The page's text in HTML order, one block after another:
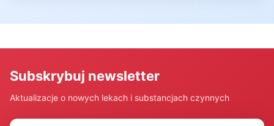
Subskrybuj newsletter
Aktualizacje o nowych lekach i substancjach czynnych